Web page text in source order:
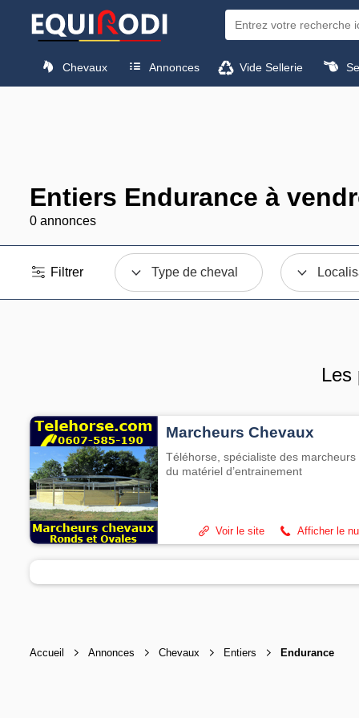
Chevaux Annonces Vide Sellerie
Entiers Endurance à
0 annonces
Filtrer Type de cheval
Les
Marcheurs Chevaux
Téléhorse, spécialiste des marcheurs
du matériel d’entrainement
Afficher le
Voir le site
Accueil Annonces Chevaux Entiers Endurance